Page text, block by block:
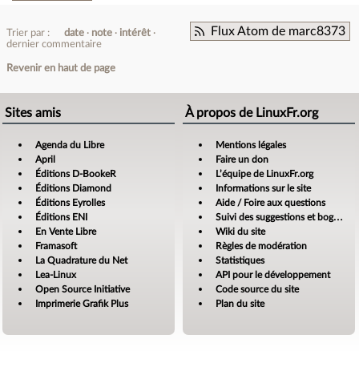
Flux Atom de marc8373
Trier par : date note
intérêt
dernier commentaire
Revenir en haut de page
Sites amis
Agenda du Libre
April
Éditions D-BookeR
Éditions Diamond
Éditions Eyrolles
Éditions ENI
En Vente Libre
Framasoft
La Quadrature du Net
Lea-Linux
Open Source Initiative
Imprimerie Grafik Plus
À propos de LinuxFr.org
Mentions légales
Faire un don
L’équipe de LinuxFr.org
Informations sur le site
Aide / Foire aux questions
Suivi des suggestions et bogues
Wiki du site
Règles de modération
Statistiques
API pour le développement
Code source du site
Plan du site